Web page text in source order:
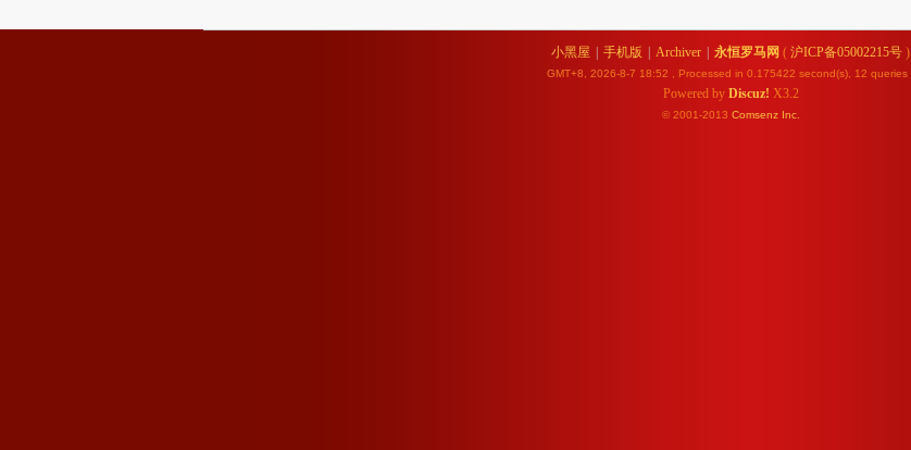
小黑屋 手机版 Archiver 永恒罗马网 ( 沪ICP备05002215号 )
GMT+8, 2026-8-7 18:52 , Processed in 0.175422 second(s), 12 queries .
Powered by Discuz! X3.2
© 2001-2013 Comsenz Inc.